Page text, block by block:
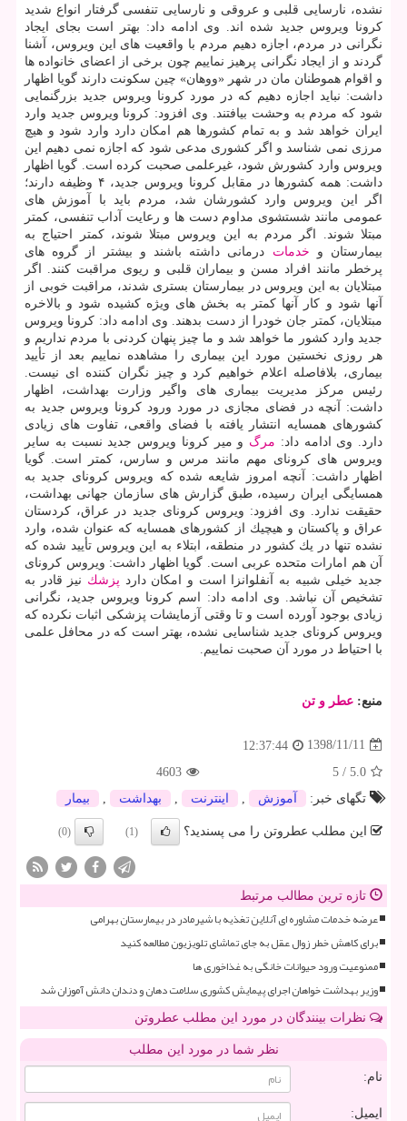
نشده، نارسایی قلبی و عروقی و نارسایی تنفسی گرفتار انواع شدید
كرونا ویروس جدید شده اند. وی ادامه داد: بهتر است بجای ایجاد
نگرانی در مردم، اجازه دهیم مردم با واقعیت های این ویروس، آشنا
گردند و از ایجاد نگرانی پرهیز نماییم چون برخی از اعضای خانواده ها
و اقوام هموطنان مان در شهر «ووهان» چین سكونت دارند گویا اظهار
داشت: نباید اجازه دهیم كه در مورد كرونا ویروس جدید بزرگنمایی
شود كه مردم به وحشت بیافتند. وی افزود: كرونا ویروس جدید وارد
ایران خواهد شد و به تمام كشورها هم امكان دارد وارد شود و هیچ
مرزی نمی شناسد و اگر كشوری مدعی شود كه اجازه نمی دهیم این
ویروس وارد كشورش شود، غیرعلمی صحبت كرده است. گویا اظهار
داشت: همه كشورها در مقابل كرونا ویروس جدید، ۴ وظیفه دارند؛
اگر این ویروس وارد كشورشان شد، مردم باید با آموزش های
عمومی مانند شستشوی مداوم دست ها و رعایت آداب تنفسی، كمتر
مبتلا شوند. اگر مردم به این ویروس مبتلا شوند، كمتر احتیاج به
بیمارستان و خدمات درمانی داشته باشند و بیشتر از گروه های
پرخطر مانند افراد مسن و بیماران قلبی و ریوی مراقبت كنند. اگر
مبتلایان به این ویروس در بیمارستان بستری شدند، مراقبت خوبی از
آنها شود و كار آنها كمتر به بخش های ویژه كشیده شود و بالاخره
مبتلایان، كمتر جان خودرا از دست بدهند. وی ادامه داد: كرونا ویروس
جدید وارد كشور ما خواهد شد و ما چیز پنهان كردنی با مردم نداریم و
هر روزی نخستین مورد این بیماری را مشاهده نماییم بعد از تأیید
بیماری، بلافاصله اعلام خواهیم كرد و چیز نگران كننده ای نیست.
رئیس مركز مدیریت بیماری های واگیر وزارت بهداشت، اظهار
داشت: آنچه در فضای مجازی در مورد ورود كرونا ویروس جدید به
كشورهای همسایه انتشار یافته با فضای واقعی، تفاوت های زیادی
دارد. وی ادامه داد: مرگ و میر كرونا ویروس جدید نسبت به سایر
ویروس های كرونای مهم مانند مرس و سارس، كمتر است. گویا
اظهار داشت: آنچه امروز شایعه شده كه ویروس كرونای جدید به
همسایگی ایران رسیده، طبق گزارش های سازمان جهانی بهداشت،
حقیقت ندارد. وی افزود: ویروس كرونای جدید در عراق، كردستان
عراق و پاكستان و هیچیك از كشورهای همسایه كه عنوان شده، وارد
نشده تنها در یك كشور در منطقه، ابتلاء به این ویروس تأیید شده كه
آن هم امارات متحده عربی است. گویا اظهار داشت: ویروس كرونای
جدید خیلی شبیه به آنفلوانزا است و امكان دارد پزشك نیز قادر به
تشخیص آن نباشد. وی ادامه داد: اسم كرونا ویروس جدید، نگرانی
زیادی بوجود آورده است و تا وقتی آزمایشات پزشكی اثبات نكرده كه
ویروس كرونای جدید شناسایی نشده، بهتر است كه در محافل علمی
با احتیاط در مورد آن صحبت نماییم.
منبع: عطر و تن
1398/11/11
12:37:44
5.0
/
5
4603
تگهای خبر:
آموزش اینترنت بهداشت بیمار
این مطلب عطروتن را می پسندید؟ (1)
(0)
تازه ترین مطالب مرتبط
عرضه خدمات مشاوره ای آنلاین تغذیه با شیرمادر در بیمارستان بهرامی
برای کاهش خطر زوال عقل به جای تماشای تلویزیون مطالعه کنید
ممنوعیت ورود حیوانات خانگی به غذاخوری ها
وزیر بهداشت خواهان اجرای پیمایش کشوری سلامت دهان و دندان دانش آموزان شد
نظرات بینندگان در مورد این مطلب عطروتن
نظر شما در مورد این مطلب
نام:
ایمیل: